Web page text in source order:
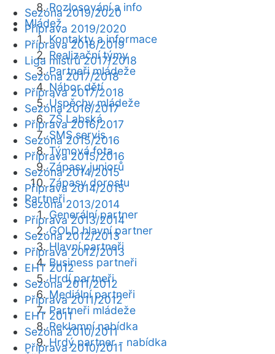
Rozlosování a info
Mládež
Kontakty a informace
Realizační týmy
Partneři mládeže
Nábor dětí
Úspěchy mládeže
ZŠ Labská
SMS servis
Týmová fota
Zápasy juniorů
Zápasy dorostu
Partneři
Generální partner
GOLD hlavní partner
Hlavní partneři
Business partneři
Hrdí partneři
Mediální partneři
Partneři mládeže
Reklamní nabídka
Hrdý partner - nabídka
Sezóna 2019/2020
Příprava 2019/2020
Příprava 2018/2019
Liga mistrů 2017/2018
Sezóna 2017/2018
Příprava 2017/2018
Sezóna 2016/2017
Příprava 2016/2017
Sezóna 2015/2016
Příprava 2015/2016
Sezóna 2014/2015
Příprava 2014/2015
Sezóna 2013/2014
Příprava 2013/2014
Sezóna 2012/2013
Příprava 2012/2013
EHT 2012
Sezóna 2011/2012
Příprava 2011/2012
EHT 2011
Sezóna 2010/2011
Příprava 2010/2011